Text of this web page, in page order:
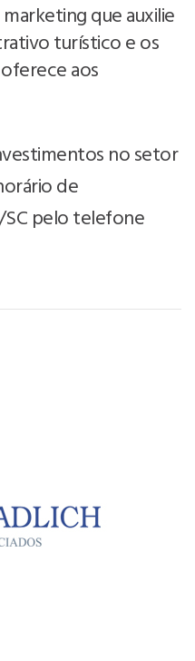
que auxilie
turístico e os
aos
no setor
de
pelo telefone